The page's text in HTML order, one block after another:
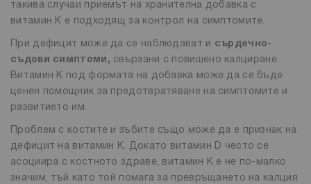
такива случаи приемът на хранителна добавка с
витамин К е подходящ за контрол на симптомите.
При дефицит може да се наблюдават и сърдечно-
съдови симптоми, свързани с повишено калциране.
Витамин К под формата на добавка може да се бъде
ценен помощник за предотвратяване на симптомите и
развитието им.
Проблем с костите и зъбите също може да е признак на
дефицит на витамин К. Докато витамин D често се
асоциира с костното здраве, витамин К е не по-малко
значим, тъй като той помага за превръщането на калция